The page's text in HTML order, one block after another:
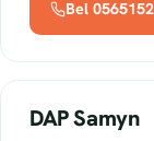
Bel
DAP Samyn